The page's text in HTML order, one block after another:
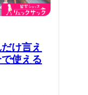
け言え
使える